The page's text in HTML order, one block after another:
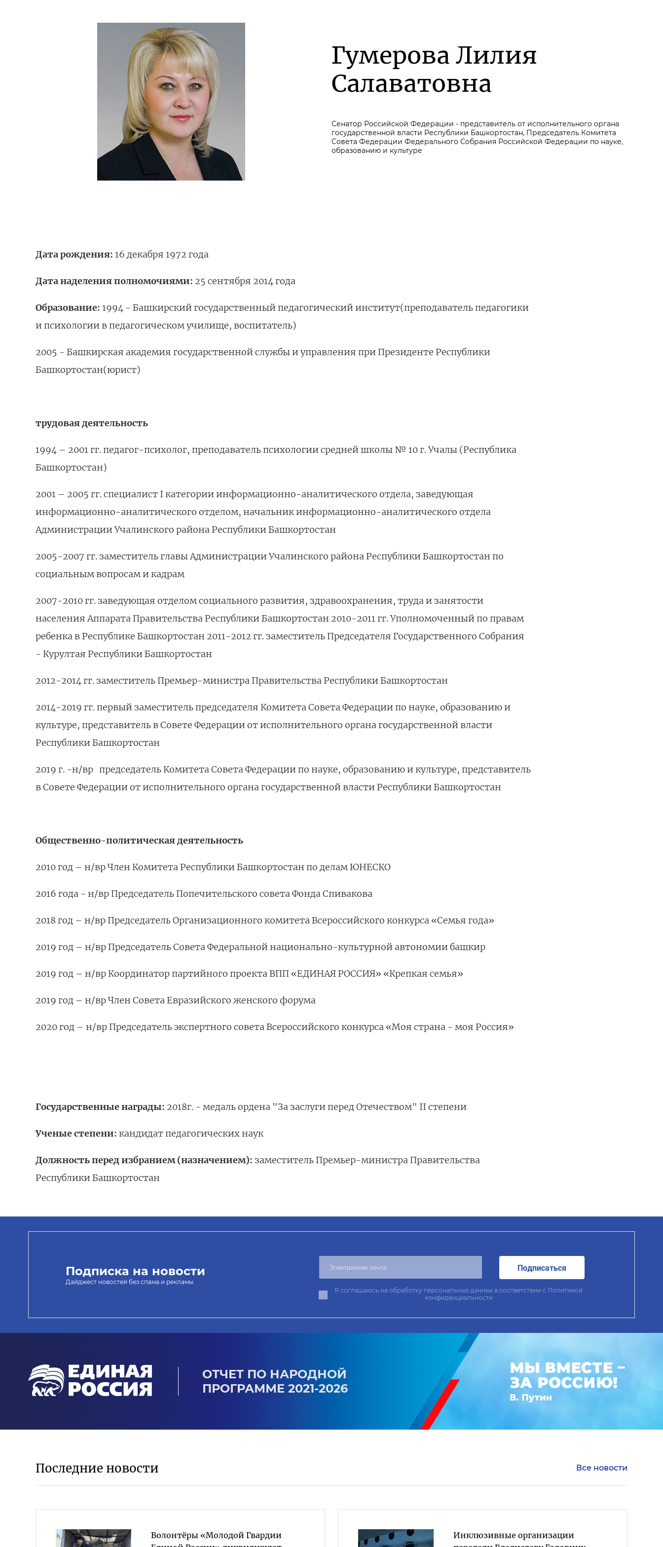
Гумерова Лилия
Салаватовна
Сенатор Российской Федерации - представитель от исполнительного органа
государственной власти Республики Башкортостан, Председатель Комитета
Совета Федерации Федерального Собрания Российской Федерации по науке,
образованию и культуре
Дата рождения: 16 декабря 1972 года
Дата наделения полномочиями: 25 сентября 2014 года
Образование: 1994 - Башкирский государственный педагогический институт(преподаватель педагогики
и психологии в педагогическом училище, воспитатель)
2005 - Башкирская академия государственной службы и управления при Президенте Республики
Башкортостан(юрист)
трудовая деятельность
1994 – 2001 гг. педагог-психолог, преподаватель психологии средней школы № 10 г. Учалы (Республика
Башкортостан)
2001 – 2005 гг. специалист I категории информационно-аналитического отдела, заведующая
информационно-аналитического отделом, начальник информационно-аналитического отдела
Администрации Учалинского района Республики Башкортостан
2005-2007 гг. заместитель главы Администрации Учалинского района Республики Башкортостан по
социальным вопросам и кадрам
2007-2010 гг. заведующая отделом социального развития, здравоохранения, труда и занятости
населения Аппарата Правительства Республики Башкортостан 2010-2011 гг. Уполномоченный по правам
ребенка в Республике Башкортостан 2011-2012 гг. заместитель Председателя Государственного Собрания
- Курултая Республики Башкортостан
2012-2014 гг. заместитель Премьер-министра Правительства Республики Башкортостан
2014-2019 гг. первый заместитель председателя Комитета Совета Федерации по науке, образованию и
культуре, представитель в Совете Федерации от исполнительного органа государственной власти
Республики Башкортостан
2019 г. -н/вр председатель Комитета Совета Федерации по науке, образованию и культуре, представитель
в Совете Федерации от исполнительного органа государственной власти Республики Башкортостан
Общественно-политическая деятельность
2010 год – н/вр Член Комитета Республики Башкортостан по делам ЮНЕСКО
2016 года - н/вр Председатель Попечительского совета Фонда Спивакова
2018 год – н/вр Председатель Организационного комитета Всероссийского конкурса «Семья года»
2019 год – н/вр Председатель Совета Федеральной национально-культурной автономии башкир
2019 год – н/вр Координатор партийного проекта ВПП «ЕДИНАЯ РОССИЯ» «Крепкая семья»
2019 год – н/вр Член Совета Евразийского женского форума
2020 год – н/вр Председатель экспертного совета Всероссийского конкурса «Моя страна - моя Россия»
Государственные награды: 2018г. - медаль ордена "За заслуги перед Отечеством" II степени
Ученые степени: кандидат педагогических наук
Должность перед избранием (назначением): заместитель Премьер-министра Правительства
Республики Башкортостан
Подписка на новости
Дайджест новостей без спама и рекламы
Подписаться
Я соглашаюсь на обработку персональных данных в соответствии с Политикой
конфиденциальности
ОТЧЕТ ПО НАРОДНОЙ
ПРОГРАММЕ 2021-2026
Последние новости Все новости
Волонтёры «Молодой Гвардии
Инклюзивные организации